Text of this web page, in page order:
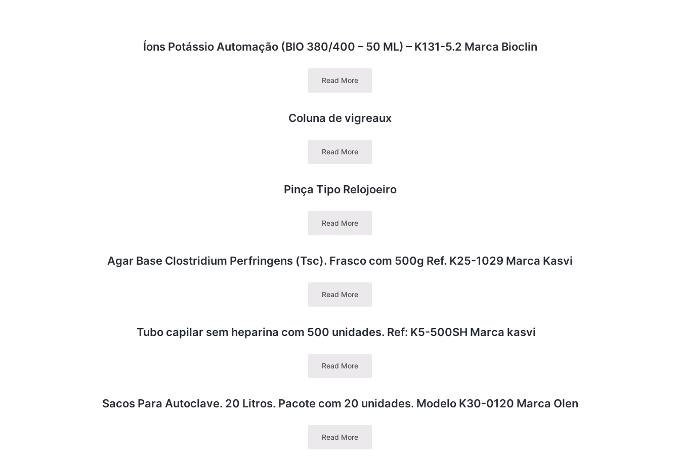
Íons Potássio Automação (BIO 380/400 – 50 ML) – K131-5.2 Marca Bioclin
Read More
Coluna de vigreaux
Read More
Pinça Tipo Relojoeiro
Read More
Agar Base Clostridium Perfringens (Tsc). Frasco com 500g Ref. K25-1029 Marca Kasvi
Read More
Tubo capilar sem heparina com 500 unidades. Ref: K5-500SH Marca kasvi
Read More
Sacos Para Autoclave. 20 Litros. Pacote com 20 unidades. Modelo K30-0120 Marca Olen
Read More